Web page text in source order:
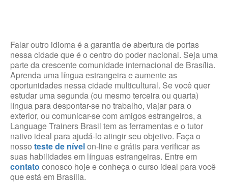
Falar outro idioma é a garantia de abertura de portas
nessa cidade que é o centro do poder nacional. Seja uma
parte da crescente comunidade internacional de Brasília.
Aprenda uma língua estrangeira e aumente as
oportunidades nessa cidade multicultural. Se você quer
estudar uma segunda (ou mesmo terceira ou quarta)
língua para despontar-se no trabalho, viajar para o
exterior, ou comunicar-se com amigos estrangeiros, a
Language Trainers Brasil tem as ferramentas e o tutor
nativo ideal para ajudá-lo atingir seu objetivo. Faça o
nosso teste de nívelon-line e grátis para verificar as
suas habilidades em línguas estrangeiras. Entre em
contato conosco hoje e conheça o curso ideal para você
que está em Brasília.